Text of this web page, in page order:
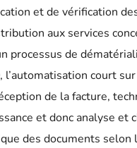
et de vérification
aux services
processus de
l’automatisation court
de la facture,
et donc analyse et
des documents selon